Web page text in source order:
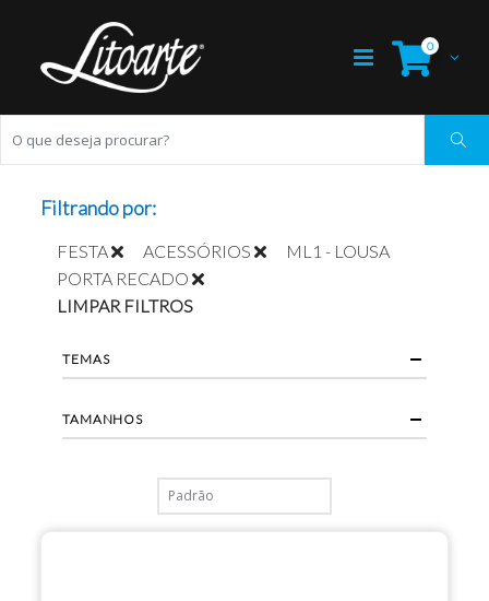
0
Filtrando por:
FESTA ACESSÓRIOS
ML1 - LOUSA
PORTA RECADO
LIMPAR FILTROS
TEMAS
TAMANHOS